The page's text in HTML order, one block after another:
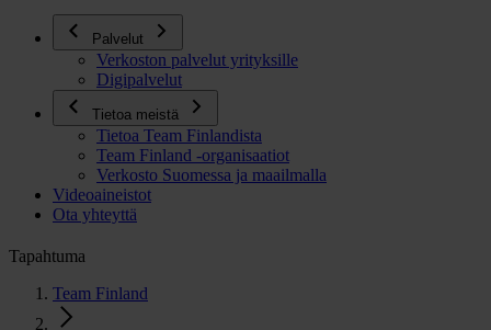
Palvelut
Verkoston palvelut yrityksille
Digipalvelut
Tietoa meistä
Tietoa Team Finlandista
Team Finland -organisaatiot
Verkosto Suomessa ja maailmalla
Videoaineistot
Ota yhteyttä
Tapahtuma
Team Finland